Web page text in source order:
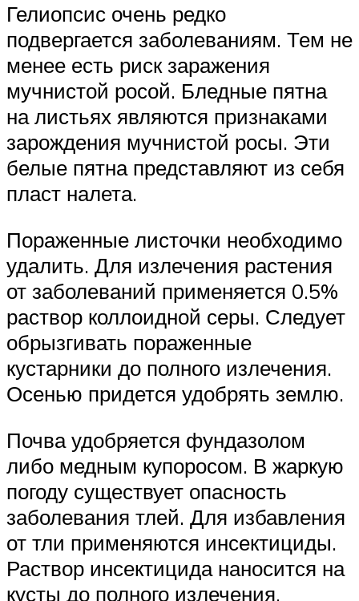
Гелиопсис очень редко
подвергается заболеваниям. Тем не
менее есть риск заражения
мучнистой росой. Бледные пятна
на листьях являются признаками
зарождения мучнистой росы. Эти
белые пятна представляют из себя
пласт налета.
Пораженные листочки необходимо
удалить. Для излечения растения
от заболеваний применяется 0.5%
раствор коллоидной серы. Следует
обрызгивать пораженные
кустарники до полного излечения.
Осенью придется удобрять землю.
Почва удобряется фундазолом
либо медным купоросом. В жаркую
погоду существует опасность
заболевания тлей. Для избавления
от тли применяются инсектициды.
Раствор инсектицида наносится на
кусты до полного излечения.